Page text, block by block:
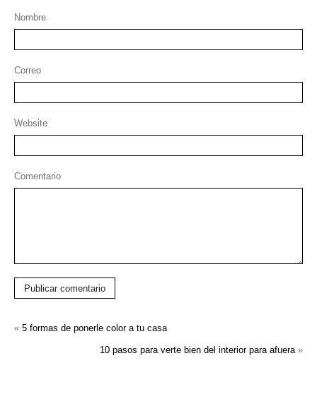
Nombre
Correo
Website
Comentario
Publicar comentario
« 5 formas de ponerle color a tu casa
10 pasos para verte bien del interior para afuera »